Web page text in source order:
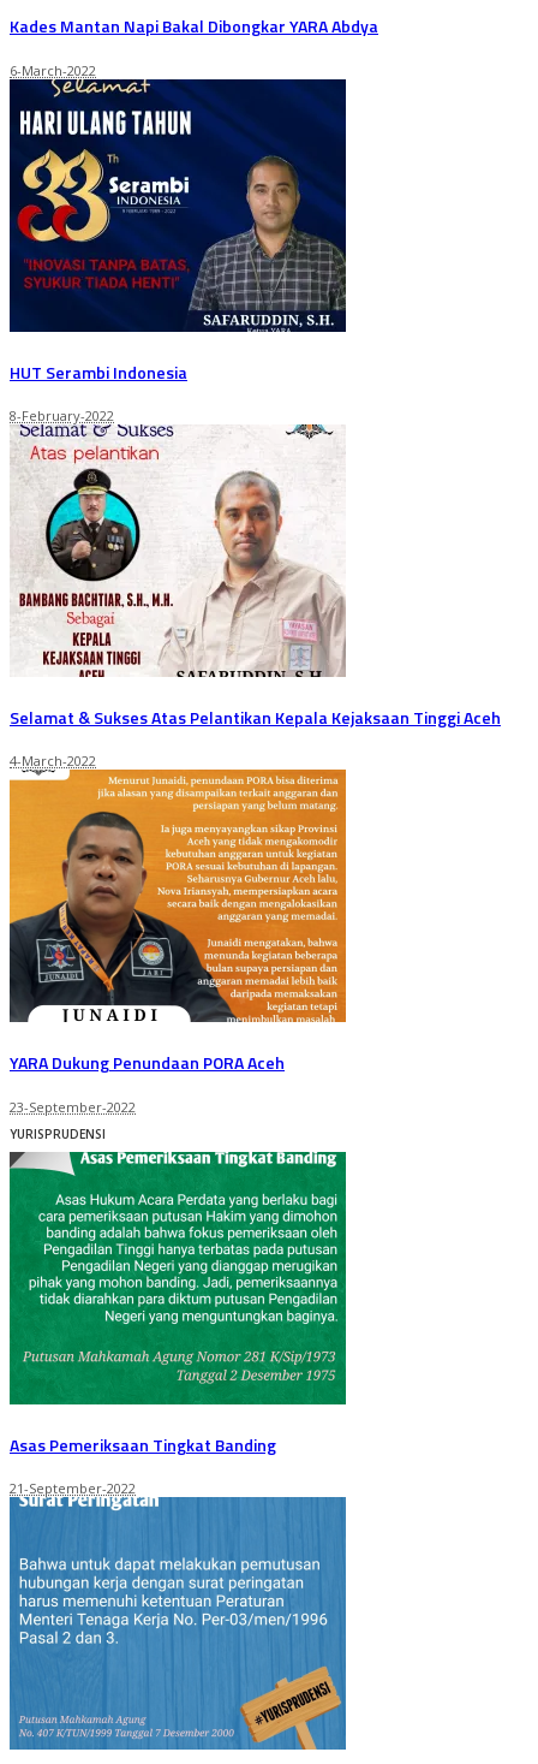
Kades Mantan Napi Bakal Dibongkar YARA Abdya
6-March-2022
HUT Serambi Indonesia
8-February-2022
Selamat & Sukses Atas Pelantikan Kepala Kejaksaan Tinggi Aceh
4-March-2022
YARA Dukung Penundaan PORA Aceh
23-September-2022
YURISPRUDENSI
Asas Pemeriksaan Tingkat Banding
21-September-2022